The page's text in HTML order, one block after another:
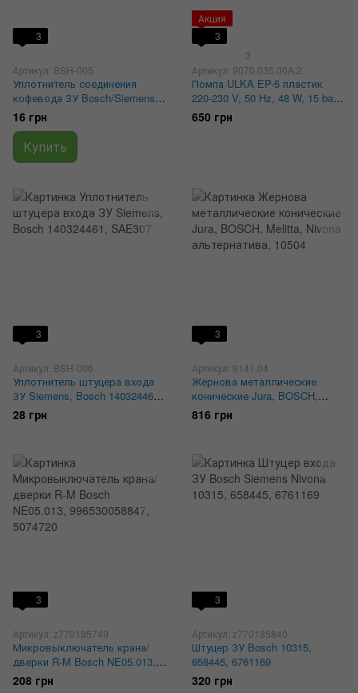
3
Артикул: BSH-005
Уплотнитель соединения
кофевода ЗУ Bosch/Siemens
0306005
16 грн
Купить
Акция
3
3
Артикул: 9070.035.00A.2
Помпа ULKA EP-5 пластик
220-230 V, 50 Hz, 48 W, 15 bar,
9070.035.00A, 5113270612
650 грн
3
Артикул: BSH-006
Уплотнитель штуцера входа
ЗУ Siemens, Bosch 140324461,
SAE307
28 грн
3
Артикул: 9141.04
Жернова металлические
конические Jura, BOSCH,
Melitta, Nivona альтернатива,
10504
816 грн
3
Артикул: z770185749
Микровыключатель крана/
дверки R-M Bosch NE05.013,
996530058847, 5074720
208 грн
3
Артикул: z770185840
Штуцер ЗУ Bosch 10315,
658445, 6761169
320 грн